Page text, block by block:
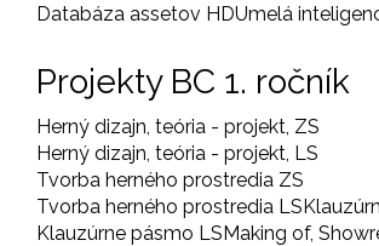
Databáza assetov HDUmelá
Projekty BC 1. ročník
Herný dizajn, teória - projekt, ZS
Herný dizajn, teória - projekt, LS
Tvorba herného prostredia ZS
Tvorba herného prostredia LS
Klauzúrne pásmo LSMaking of,